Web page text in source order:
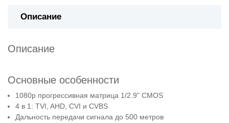
Описание
Описание
Основные особенности
1080p прогрессивная матрица 1/2.9" CMOS
4 в 1: TVI, AHD, CVI и CVBS
Дальность передачи сигнала до 500 метров